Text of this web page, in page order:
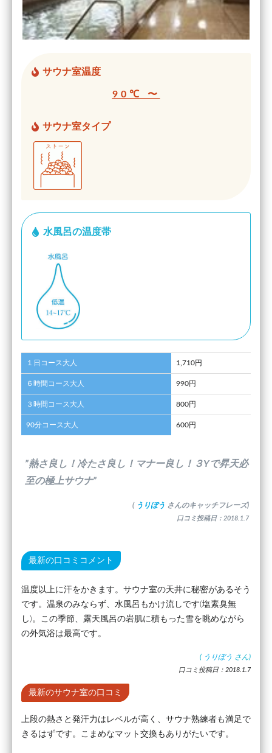
サウナ室温度
90℃ 〜
サウナ室タイプ
水風呂の温度帯
１日コース大人 1,710円
６時間コース大人 990円
３時間コース大人 800円
90分コース大人 600円
”熱さ良し！冷たさ良し！マナー良し！３Yで昇天必
至の極上サウナ”
( うりぼう さんのキャッチフレーズ)
口コミ投稿日：2018.1.7
最新の口コミコメント
温度以上に汗をかきます。サウナ室の天井に秘密があるそう
です。温泉のみならず、水風呂もかけ流しです(塩素臭無
し)。この季節、露天風呂の岩肌に積もった雪を眺めながら
の外気浴は最高です。
( うりぼう さん)
口コミ投稿日：2018.1.7
最新のサウナ室の口コミ
上段の熱さと発汗力はレベルが高く、サウナ熟練者も満足で
きるはずです。こまめなマット交換もありがたいです。